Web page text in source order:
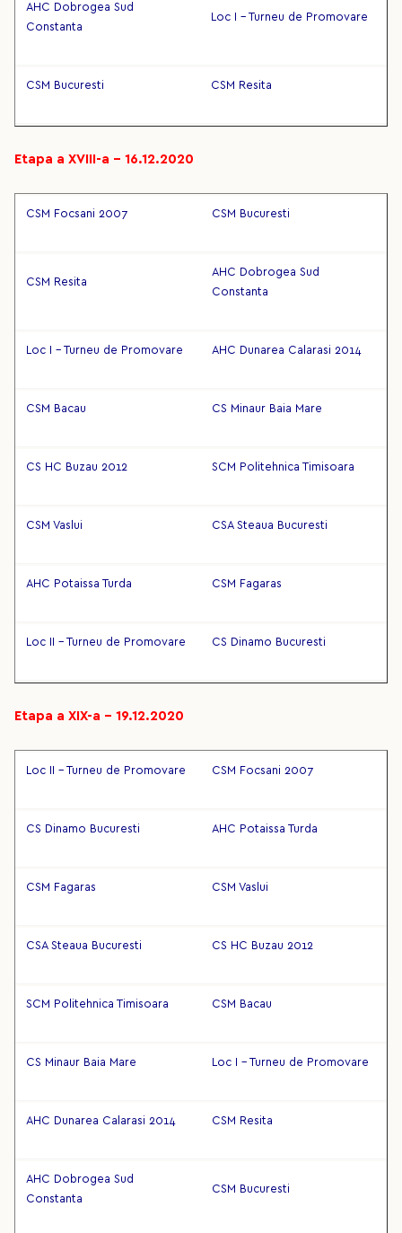
AHC Dobrogea Sud
Constanta
Loc I - Turneu de Promovare
CSM Bucuresti CSM Resita
Etapa a XVIII-a – 16.12.2020
CSM Focsani 2007 CSM Bucuresti
CSM Resita
AHC Dobrogea Sud
Constanta
Loc I - Turneu de Promovare AHC Dunarea Calarasi 2014
CSM Bacau CS Minaur Baia Mare
CS HC Buzau 2012 SCM Politehnica Timisoara
CSM Vaslui CSA Steaua Bucuresti
AHC Potaissa Turda CSM Fagaras
Loc II - Turneu de Promovare CS Dinamo Bucuresti
Etapa a XIX-a – 19.12.2020
Loc II - Turneu de Promovare CSM Focsani 2007
CS Dinamo Bucuresti AHC Potaissa Turda
CSM Fagaras CSM Vaslui
CSA Steaua Bucuresti CS HC Buzau 2012
SCM Politehnica Timisoara CSM Bacau
CS Minaur Baia Mare Loc I - Turneu de Promovare
AHC Dunarea Calarasi 2014 CSM Resita
AHC Dobrogea Sud
Constanta
CSM Bucuresti